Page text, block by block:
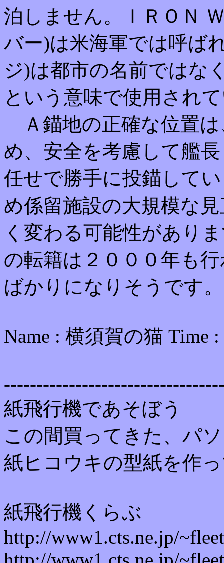
泊しません。ＩＲＯＮ
バー)は米海軍では呼ば
ジ)は都市の名前ではな
という意味で使用され
Ａ錨地の正確な位置
め、安全を考慮して艦
任せで勝手に投錨して
め係留施設の大規模な
く変わる可能性があり
の転籍は２０００年も
ばかりになりそうです。
Name : 横須賀の猫 Time
紙飛行機であそぼう
この間買ってきた、パ
紙ヒコウキの型紙を作
紙飛行機くらぶ
http://www1.cts.ne.jp/